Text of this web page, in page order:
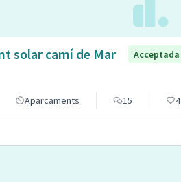
solar camí de Mar Acceptada
Aparcaments 15 4